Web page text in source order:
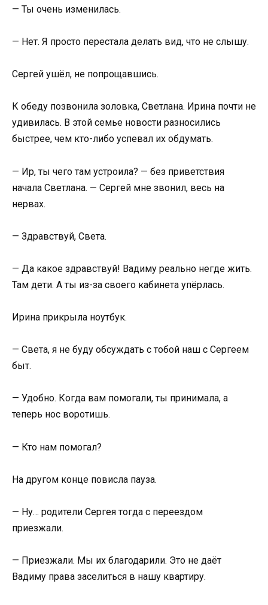
— Ты очень изменилась.
— Нет. Я просто перестала делать вид, что не слышу.
Сергей ушёл, не попрощавшись.
К обеду позвонила золовка, Светлана. Ирина почти не
удивилась. В этой семье новости разносились
быстрее, чем кто-либо успевал их обдумать.
— Ир, ты чего там устроила? — без приветствия
начала Светлана. — Сергей мне звонил, весь на
нервах.
— Здравствуй, Света.
— Да какое здравствуй! Вадиму реально негде жить.
Там дети. А ты из-за своего кабинета упёрлась.
Ирина прикрыла ноутбук.
— Света, я не буду обсуждать с тобой наш с Сергеем
быт.
— Удобно. Когда вам помогали, ты принимала, а
теперь нос воротишь.
— Кто нам помогал?
На другом конце повисла пауза.
— Ну… родители Сергея тогда с переездом
приезжали.
— Приезжали. Мы их благодарили. Это не даёт
Вадиму права заселиться в нашу квартиру.